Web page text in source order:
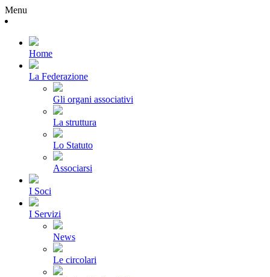
Menu
Home
La Federazione
Gli organi associativi
La struttura
Lo Statuto
Associarsi
I Soci
I Servizi
News
Le circolari